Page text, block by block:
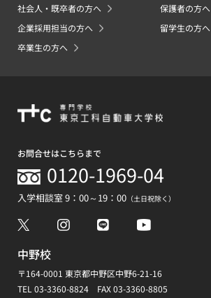
社会人・既卒者の方へ
保護者の方へ
企業採用担当の方へ
留学生の方へ
卒業生の方へ
お問合せはこちらまで
0120-1969-04
入学相談室 9：00～19：00 （土日祝除く）
中野校
〒164-0001 東京都中野区中野6-21-16
TEL 03-3360-8824 FAX 03-3360-8805